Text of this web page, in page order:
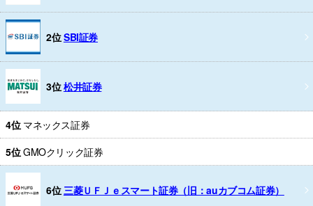
2位SBI証券
3位松井証券
4位 マネックス証券
5位GMOクリック証券
6位 三菱ＵＦＪｅスマート証券（旧：auカブコム証券）